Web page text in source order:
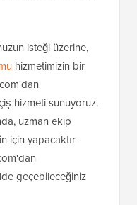
isteği üzerine,
hizmetimizin bir
hizmeti sunuyoruz.
uzman ekip
için yapacaktır
geçebileceğiniz